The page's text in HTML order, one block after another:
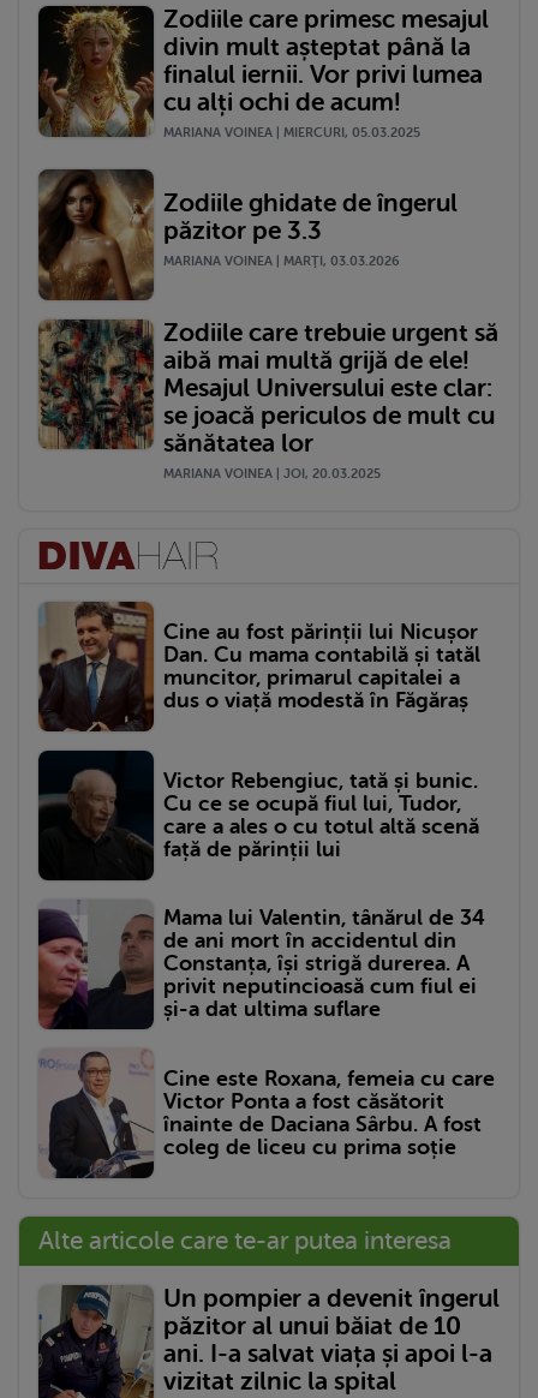
Zodiile care primesc mesajul
divin mult așteptat până la
finalul iernii. Vor privi lumea
cu alți ochi de acum!
MARIANA VOINEA | MIERCURI, 05.03.2025
Zodiile ghidate de îngerul
păzitor pe 3.3
MARIANA VOINEA | MARŢI, 03.03.2026
Zodiile care trebuie urgent să
aibă mai multă grijă de ele!
Mesajul Universului este clar:
se joacă periculos de mult cu
sănătatea lor
MARIANA VOINEA | JOI, 20.03.2025
Cine au fost părinții lui Nicușor
Dan. Cu mama contabilă și tatăl
muncitor, primarul capitalei a
dus o viață modestă în Făgăraș
Victor Rebengiuc, tată și bunic.
Cu ce se ocupă fiul lui, Tudor,
care a ales o cu totul altă scenă
față de părinții lui
Mama lui Valentin, tânărul de 34
de ani mort în accidentul din
Constanța, își strigă durerea. A
privit neputincioasă cum fiul ei
și-a dat ultima suflare
Cine este Roxana, femeia cu care
Victor Ponta a fost căsătorit
înainte de Daciana Sârbu. A fost
coleg de liceu cu prima soție
Alte articole care te-ar putea interesa
Un pompier a devenit îngerul
păzitor al unui băiat de 10
ani. I-a salvat viața și apoi l-a
vizitat zilnic la spital